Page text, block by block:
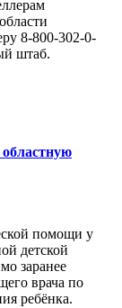
8-800-302-0-
штаб.
помощи у
детской
заранее
врача по
ребёнка.